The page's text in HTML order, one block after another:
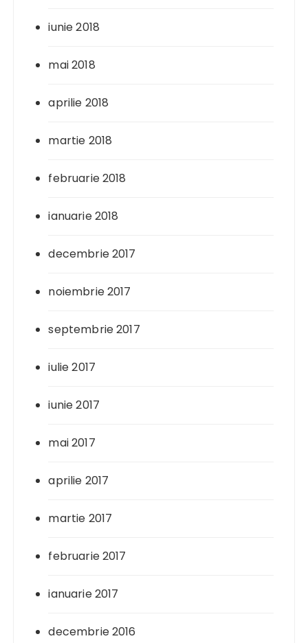
iunie 2018
mai 2018
aprilie 2018
martie 2018
februarie 2018
ianuarie 2018
decembrie 2017
noiembrie 2017
septembrie 2017
iulie 2017
iunie 2017
mai 2017
aprilie 2017
martie 2017
februarie 2017
ianuarie 2017
decembrie 2016